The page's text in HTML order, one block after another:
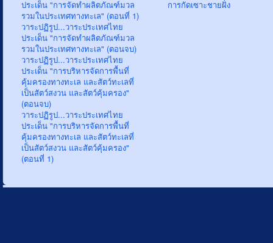
ประเด็น "การจัดทำผลิตภัณฑ์มวล
รวมในประเทศทางทะเล" (ตอนที่ 1)
วาระปฏิรูป...วาระประเทศไทย
ประเด็น "การจัดทำผลิตภัณฑ์มวล
รวมในประเทศทางทะเล" (ตอนจบ)
วาระปฏิรูป...วาระประเทศไทย
ประเด็น "การบริหารจัดการพื้นที่
คุ้มครองทางทะเล และสัตว์ทะเลที่
เป็นสัตว์สงวน และสัตว์คุ้มครอง"
(ตอนจบ)
วาระปฏิรูป...วาระประเทศไทย
ประเด็น "การบริหารจัดการพื้นที่
คุ้มครองทางทะเล และสัตว์ทะเลที่
เป็นสัตว์สงวน และสัตว์คุ้มครอง"
(ตอนที่ 1)
การกัดเซาะชายฝั่ง